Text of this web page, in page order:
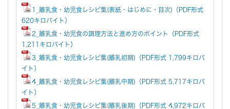
1_離乳食・幼児食レシピ集(表紙・はじめに・目次)（PDF形式
620キロバイト）
2_離乳食・幼児食の調理方法と進め方のポイント（PDF形式
1,211キロバイト）
3_離乳食・幼児食レシピ集(離乳初期)（PDF形式 1,799キロバ
イト）
4_離乳食・幼児食レシピ集(離乳中期)（PDF形式 5,717キロバ
イト）
5_離乳食・幼児食レシピ集(離乳後期)（PDF形式 4,972キロバ